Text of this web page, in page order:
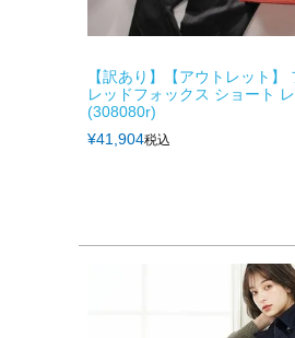
【訳あり】【アウトレット】
レッドフォックス ショート
(308080r)
¥41,904税込